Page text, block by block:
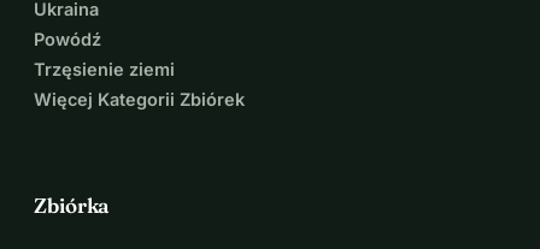
Ukraina
Powódź
Trzęsienie ziemi
Więcej Kategorii Zbiórek
Zbiórka